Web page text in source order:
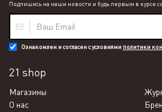
Подпишись на наши новости и будь первым в курсе
Ознакомлен и согласен с условиями политики
21 shop
Магазины
О нас